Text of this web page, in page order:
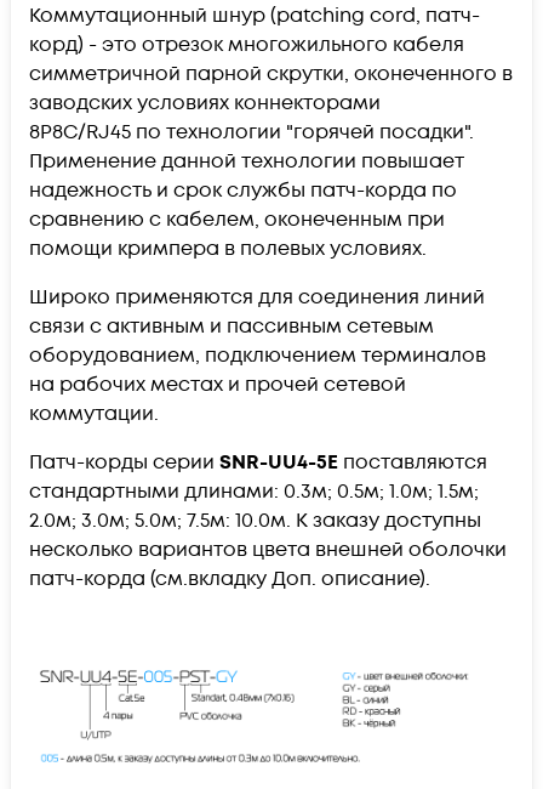
Коммутационный шнур (patching cord, патч-
корд) - это отрезок многожильного кабеля
симметричной парной скрутки, оконеченного в
заводских условиях коннекторами
8P8C/RJ45 по технологии "горячей посадки".
Применение данной технологии повышает
надежность и срок службы патч-корда по
сравнению с кабелем, оконеченным при
помощи кримпера в полевых условиях.
Широко применяются для соединения линий
связи с активным и пассивным сетевым
оборудованием, подключением терминалов
на рабочих местах и прочей сетевой
коммутации.
Патч-корды серии SNR-UU4-5E поставляются
стандартными длинами: 0.3м; 0.5м; 1.0м; 1.5м;
2.0м; 3.0м; 5.0м; 7.5м: 10.0м. К заказу доступны
несколько вариантов цвета внешней оболочки
патч-корда (см.вкладку Доп. описание).